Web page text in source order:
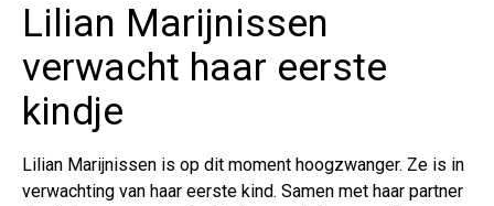
Lilian Marijnissen
verwacht haar eerste
kindje
Lilian Marijnissen is op dit moment hoogzwanger. Ze is in
verwachting van haar eerste kind. Samen met haar partner